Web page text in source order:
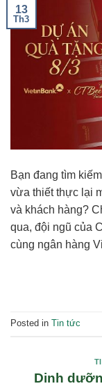
13
Th3
Bạn đang tìm
vừa thiết thực lại
và khách hàng?
qua, đội ngũ của
cùng ngân hàng
Posted in Tin tức
Dinh